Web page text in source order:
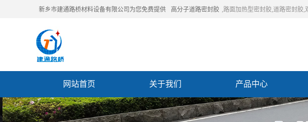
新乡市建通路桥材料设备有限公司为您免费提供 高分子道路密封胶 ,路面加热型密封胶,道路密封胶,
网站首页 关于我们 产品中心
联系我们